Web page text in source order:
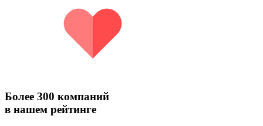
Более 300 компаний
в нашем рейтинге